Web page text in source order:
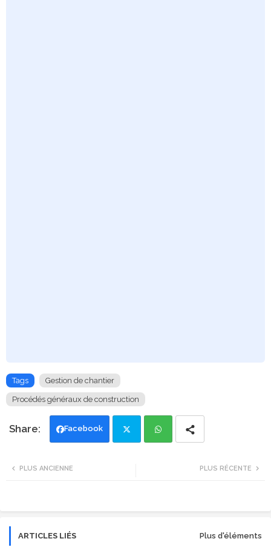
Tags Gestion de chantier
Procédés généraux de construction
Facebook
PLUS RÉCENTE
PLUS ANCIENNE
ARTICLES LIÉS Plus d'éléments